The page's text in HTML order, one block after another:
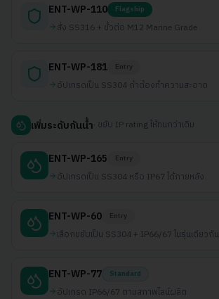
ENT-WP-110 Flagship
สั่ง SS316 + ขั้วต่อ M12 Marine Grade
ENT-WP-181 Entry
อัปเกรดเป็น SS304 ถ้าต้องทำความสะอาด
เพิ่มระดับกันน้ำ ขยับ IP rating ให้ทนกว่าเดิม
ENT-WP-165 Entry
อัปเกรดเป็น SS304 หรือ IP67 ได้ภายหลัง
ENT-WP-60 Entry
เลือกขยับเป็น SS304 + IP66/67 ในรุ่นเดียวกัน
ENT-WP-77 Standard
อัปเกรด IP66/67 ตามสภาพไลน์ผลิต